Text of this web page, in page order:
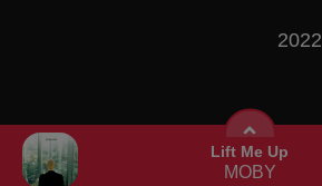
Lift Me Up
MOBY
2022